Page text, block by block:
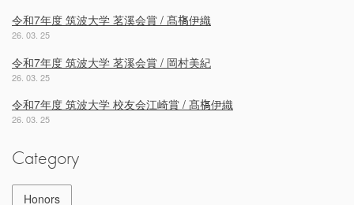
令和7年度 筑波大学 茗溪会賞 / 髙𣘺伊織
26. 03. 25
令和7年度 筑波大学 茗溪会賞 / 岡村美紀
26. 03. 25
令和7年度 筑波大学 校友会江崎賞 / 髙𣘺伊織
26. 03. 25
Category
Honors